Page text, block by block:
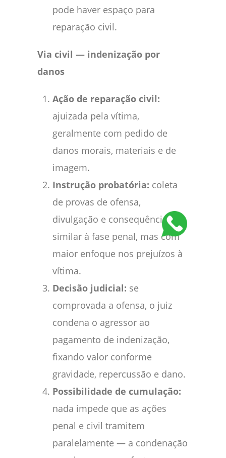
pode haver espaço para
reparação civil.
Via civil — indenização por
danos
Ação de reparação civil:
ajuizada pela vítima,
geralmente com pedido de
danos morais, materiais e de
imagem.
Instrução probatória: coleta
de provas de ofensa,
divulgação e consequência —
similar à fase penal, mas com
maior enfoque nos prejuízos à
vítima.
Decisão judicial: se
comprovada a ofensa, o juiz
condena o agressor ao
pagamento de indenização,
fixando valor conforme
gravidade, repercussão e dano.
Possibilidade de cumulação:
nada impede que as ações
penal e civil tramitem
paralelamente — a condenação